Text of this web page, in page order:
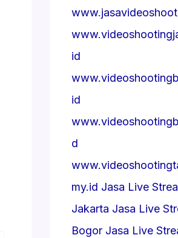
id
id
d
my.id Jasa Live
Jakarta Jasa Live
Bogor Jasa Live